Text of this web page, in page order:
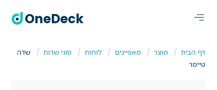
OneDeck
דף הבית מוצר מאפיינים לוחות סוגי שדות
שדה
טיימר